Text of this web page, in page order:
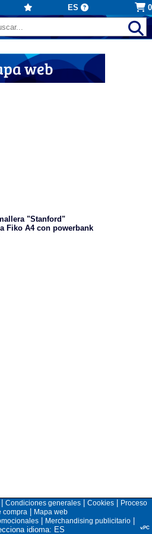
ES 0
web
"Stanford"
Fiko A4 con powerbank
Condiciones generales| Cookies|
Proceso
compra|
Mapa web
| Merchandising publicitario|
idioma: ES
v.PC